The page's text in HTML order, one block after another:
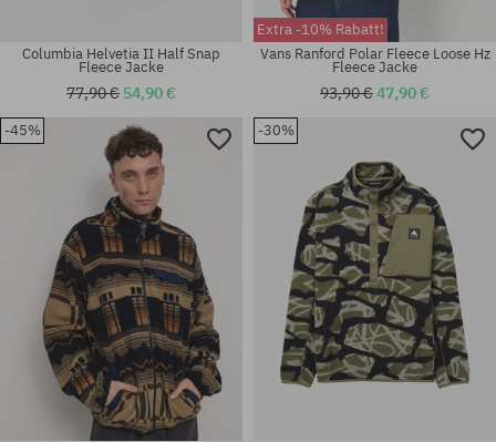
Verfügbare Größen:
Verfügbare Größen:
Columbia Helvetia II Half Snap
Fleece Jacke
77,90 € 54,90 €
Extra -10% Rabatt!
Vans Ranford Polar Fleece Loose Hz
Fleece Jacke
93,90 €47,90 €
-45% -30%